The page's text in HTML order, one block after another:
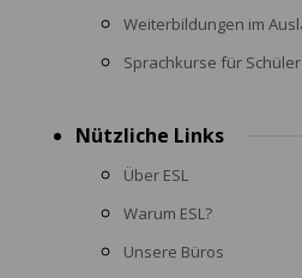
Weiterbildungen im
Sprachkurse für Schüler
Nützliche Links
Über ESL
Warum ESL?
Unsere Büros